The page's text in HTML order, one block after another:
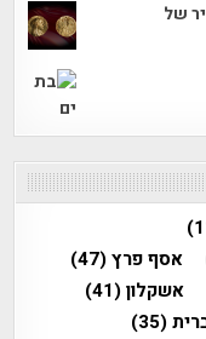
של
אסף פרץ(47)
אשקלון(41)
(35)